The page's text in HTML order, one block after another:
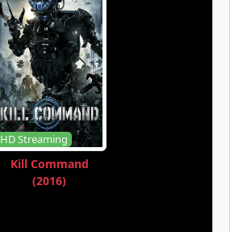
HD Streaming
Kill Command
(2016)